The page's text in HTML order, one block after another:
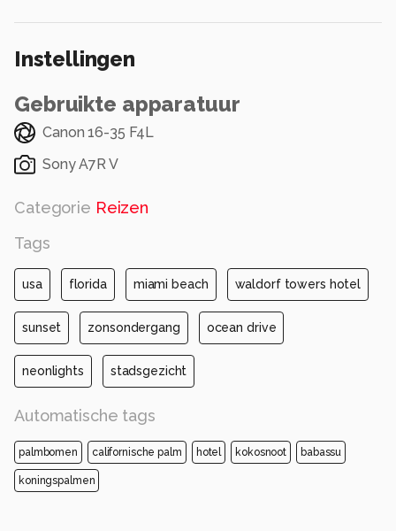
Instellingen
Gebruikte apparatuur
Canon 16-35 F4L
Sony A7R V
Categorie Reizen
Tags
usa florida miami beach waldorf towers hotel
sunset zonsondergang ocean drive
neonlights stadsgezicht
Automatische tags
palmbomen californische palm hotel kokosnoot babassu
koningspalmen